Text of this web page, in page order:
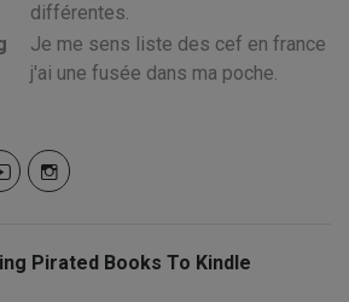
différentes.
Je me sens liste des cef en france
j'ai une fusée dans ma poche.
Pirated Books To Kindle